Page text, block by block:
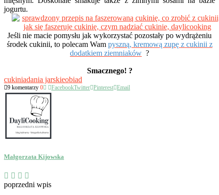
jogurtu.
Jeśli nie macie pomysłu jak wykorzystać pozostały po wydrążeniu
środek cukinii, to polecam Wam pyszną, kremową zupę z cukinii z
dodatkiem ziemniaków ?
Smacznego! ?
cukiniadania jarskieobiad
9 komentarzy 0 FacebookTwitter Pinterest Email
Małgorzata Kijowska
poprzedni wpis